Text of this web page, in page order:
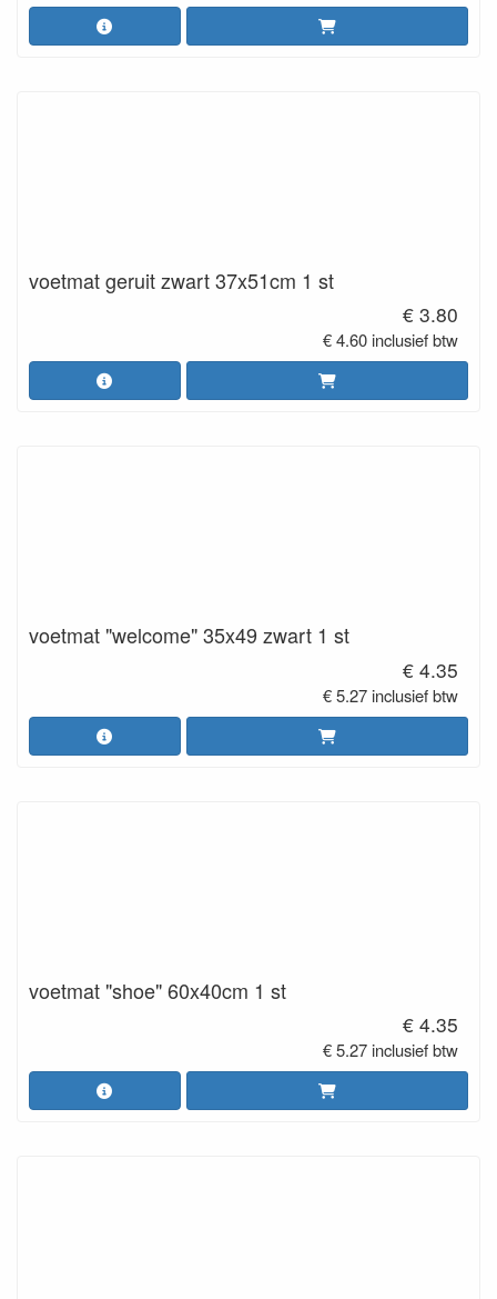
voetmat geruit zwart 37x51cm 1 st
€ 3.80
€ 4.60 inclusief btw
voetmat "welcome" 35x49 zwart 1 st
€ 4.35
€ 5.27 inclusief btw
voetmat "shoe" 60x40cm 1 st
€ 4.35
€ 5.27 inclusief btw